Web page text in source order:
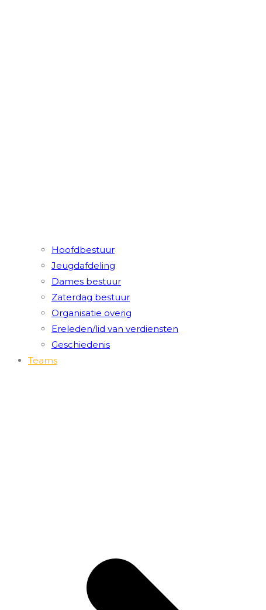
Hoofdbestuur
Jeugdafdeling
Dames bestuur
Zaterdag bestuur
Organisatie overig
Ereleden/lid van verdiensten
Geschiedenis
Teams